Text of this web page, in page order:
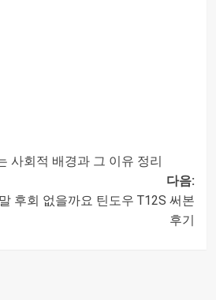
사회적 배경과 그 이유 정리
다음:
후회 없을까요 틴도우 T12S 써본
후기